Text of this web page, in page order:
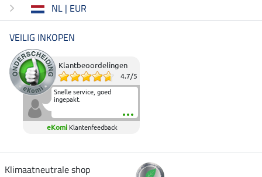
NL | EUR
VEILIG INKOPEN
Klantbeoordelingen
4.7/5
Snelle service, goed
ingepakt.
eKomi Klantenfeedback
Klimaatneutrale shop